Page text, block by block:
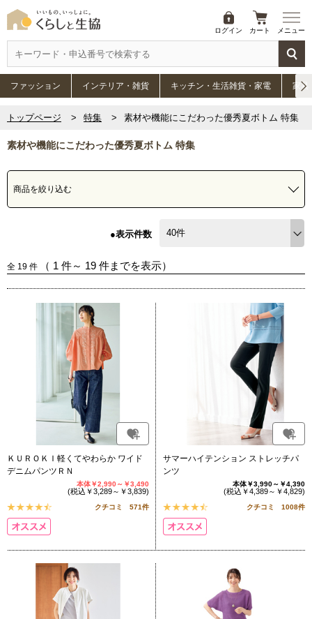
ログイン カート メニュー
ファッション インテリア・雑貨 キッチン・生活雑貨・家電 家具
トップページ 特集 素材や機能にこだわった優秀夏ボトム 特集
素材や機能にこだわった優秀夏ボトム 特集
商品を絞り込む
●表示件数
全 19 件 （ 1 件～ 19 件までを表示）
ＫＵＲＯＫＩ軽くてやわらか ワイド
デニムパンツＲＮ
本体￥2,990～￥3,490
(税込￥3,289～￥3,839)
クチコミ 571件
サマーハイテンション ストレッチパ
ンツ
本体￥3,990～￥4,390
(税込￥4,389～￥4,829)
クチコミ 1008件